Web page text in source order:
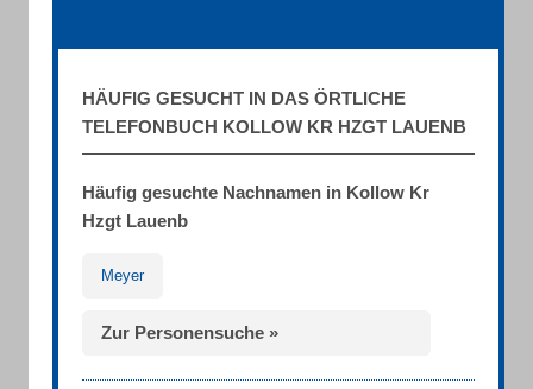
HÄUFIG GESUCHT IN DAS ÖRTLICHE
TELEFONBUCH KOLLOW KR HZGT LAUENB
Häufig gesuchte Nachnamen in Kollow Kr
Hzgt Lauenb
Meyer
Zur Personensuche »